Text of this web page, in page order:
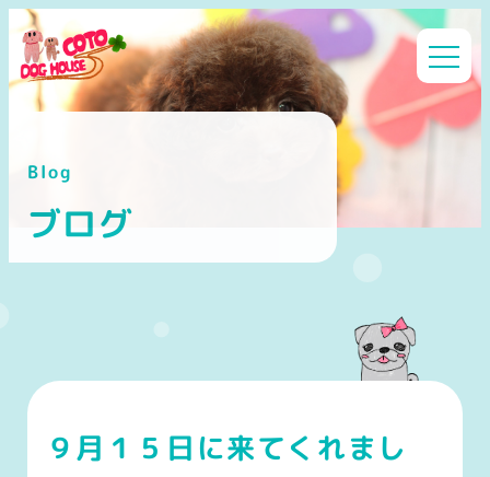
メ
イ
ン
へ
Blog
ブログ
９月１５日に来てくれまし